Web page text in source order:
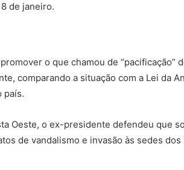
de janeiro.
o que chamou de “pacificação”
comparando a situação com a Lei da
país.
Oeste, o ex-presidente defendeu que
de vandalismo e invasão às sedes